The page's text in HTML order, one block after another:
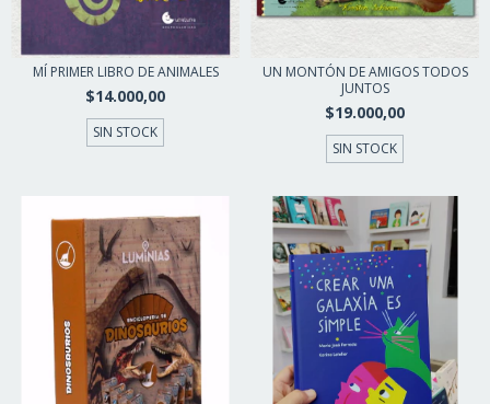
MÍ PRIMER LIBRO DE ANIMALES
$14.000,00
SIN STOCK
UN MONTÓN DE AMIGOS TODOS
JUNTOS
$19.000,00
SIN STOCK